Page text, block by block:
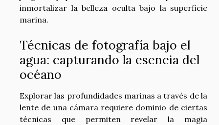
inmortalizar la belleza oculta bajo la superficie
marina.
Técnicas de fotografía bajo el
agua: capturando la esencia del
océano
Explorar las profundidades marinas a través de la
lente de una cámara requiere dominio de ciertas
técnicas que permiten revelar la magia